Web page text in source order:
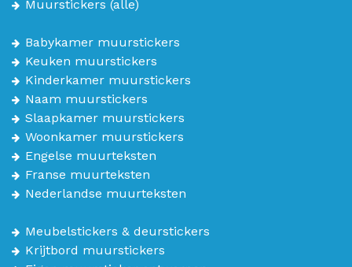
Muurstickers (alle)
Babykamer muurstickers
Keuken muurstickers
Kinderkamer muurstickers
Naam muurstickers
Slaapkamer muurstickers
Woonkamer muurstickers
Engelse muurteksten
Franse muurteksten
Nederlandse muurteksten
Meubelstickers & deurstickers
Krijtbord muurstickers